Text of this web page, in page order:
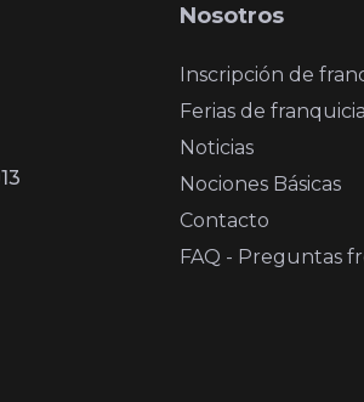
Nosotros
Inscripción de
Ferias de
Noticias
Nociones Básicas
Contacto
FAQ - Preguntas